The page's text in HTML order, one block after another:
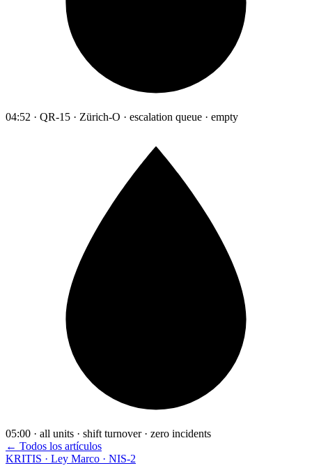
04:52 · QR-15 · Zürich-O · escalation queue · empty
05:00 · all units · shift turnover · zero incidents
← Todos los artículos
KRITIS · Ley Marco · NIS-2